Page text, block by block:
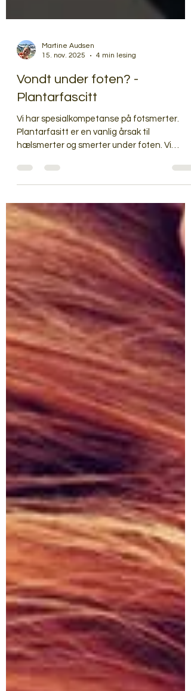
15. nov. 2025
4 min lesing
Vondt under foten? -
Plantarfascitt
Vi har spesialkompetanse på fotsmerter.
hælsmerter og smerter under foten. Vi
hjelper deg raskere tilbake og hjelper deg få